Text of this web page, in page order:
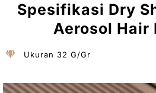
Spesifikasi Dry
Aerosol Hair
Ukuran 32 G/Gr